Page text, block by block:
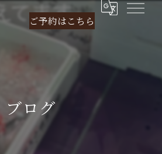
ご予約はこちら
ブログ